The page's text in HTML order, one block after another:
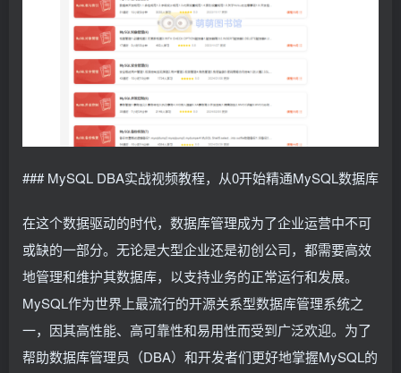
### MySQL DBA实战视频教程，从0开始精通MySQL数据库
在这个数据驱动的时代，数据库管理成为了企业运营中不可
或缺的一部分。无论是大型企业还是初创公司，都需要高效
地管理和维护其数据库，以支持业务的正常运行和发展。
MySQL作为世界上最流行的开源关系型数据库管理系统之
一，因其高性能、高可靠性和易用性而受到广泛欢迎。为了
帮助数据库管理员（DBA）和开发者们更好地掌握MySQL的